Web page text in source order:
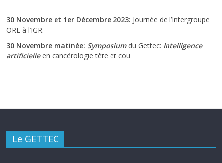
30 Novembre et 1er Décembre 2023: Journée de l’Intergroupe
ORL à l’IGR.
30 Novembre matinée: Symposiumdu Gettec: Intelligence
artificielleen cancérologie tête et cou
Le GETTEC